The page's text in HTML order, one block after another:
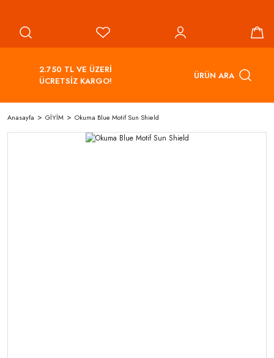
2.750 TL VE ÜZERİ
ÜCRETSİZ KARGO!
ÜRÜN ARA
Anasayfa GİYİM Okuma Blue Motif Sun Shield